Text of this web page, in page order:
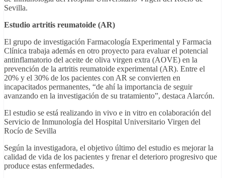
Sevilla.
Estudio artritis reumatoide (AR)
El grupo de investigación Farmacología Experimental y Farmacia
Clínica trabaja además en otro proyecto para evaluar el potencial
antinflamatorio del aceite de oliva virgen extra (AOVE) en la
prevención de la artritis reumatoide experimental (AR). Entre el
20% y el 30% de los pacientes con AR se convierten en
incapacitados permanentes, “de ahí la importancia de seguir
avanzando en la investigación de su tratamiento”, destaca Alarcón.
El estudio se está realizando in vivo e in vitro en colaboración del
Servicio de Inmunología del Hospital Universitario Virgen del
Rocío de Sevilla
Según la investigadora, el objetivo último del estudio es mejorar la
calidad de vida de los pacientes y frenar el deterioro progresivo que
produce estas enfermedades.